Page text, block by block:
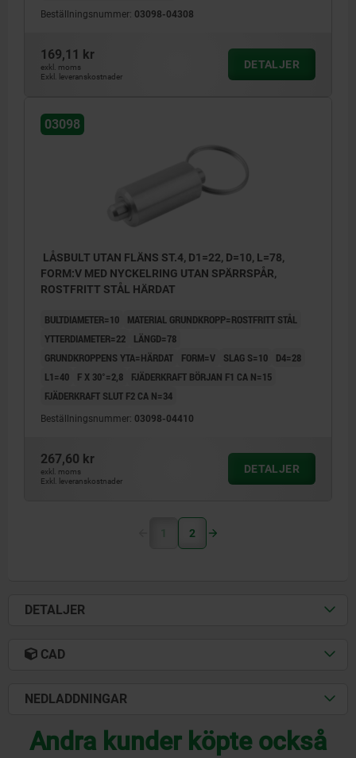
Beställningsnummer: 03098-04308
169,11 kr
exkl. moms
Exkl. leveranskostnader
DETALJER
03098
LÅSBULT UTAN FLÄNS ST.4, D1=22, D=10, L=78,
FORM:V MED NYCKELRING UTAN SPÄRRSPÅR,
ROSTFRITT STÅL HÄRDAT
BULTDIAMETER=10
MATERIAL GRUNDKROPP=ROSTFRITT STÅL
YTTERDIAMETER=22
LÄNGD=78
GRUNDKROPPENS YTA=HÄRDAT
FORM=V SLAG S=10
D4=28
L1=40
F X 30°=2,8
FJÄDERKRAFT BÖRJAN F1 CA N=15
FJÄDERKRAFT SLUT F2 CA N=34
Beställningsnummer: 03098-04410
267,60 kr
exkl. moms
Exkl. leveranskostnader
DETALJER
1 2
DETALJER
CAD
NEDLADDNINGAR
Andra kunder köpte också